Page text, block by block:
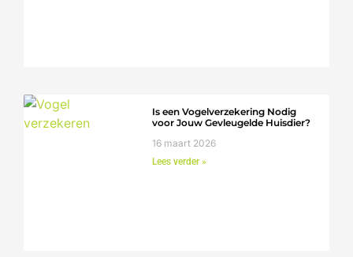
Is een Vogelverzekering Nodig
voor Jouw Gevleugelde Huisdier?
16 maart 2026
Lees verder »